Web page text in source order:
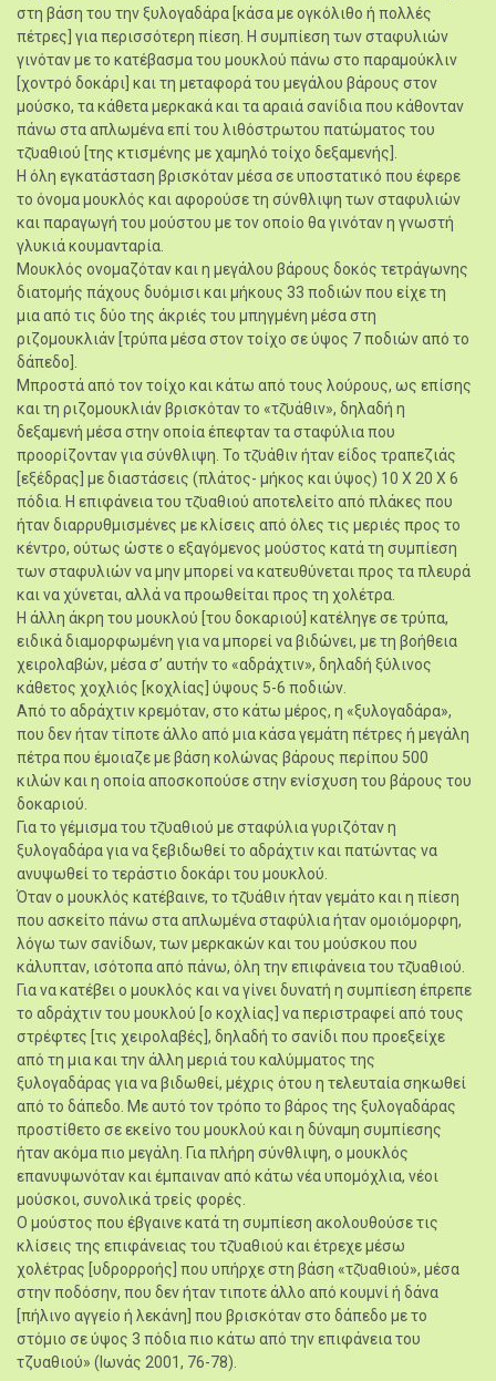
στη βάση του την ξυλογαδάρα [κάσα με ογκόλιθο ή πολλές
πέτρες] για περισσότερη πίεση. Η συμπίεση των σταφυλιών
γινόταν με το κατέβασμα του μουκλού πάνω στο παραμούκλιν
[χοντρό δοκάρι] και τη μεταφορά του μεγάλου βάρους στον
μούσκο, τα κάθετα μερκακά και τα αραιά σανίδια που κάθονταν
πάνω στα απλωμένα επί του λιθόστρωτου πατώματος του
τζ̆υαθιού [της κτισμένης με χαμηλό τοίχο δεξαμενής].
Η όλη εγκατάσταση βρισκόταν μέσα σε υποστατικό που έφερε
το όνομα μουκλός και αφορούσε τη σύνθλιψη των σταφυλιών
και παραγωγή του μούστου με τον οποίο θα γινόταν η γνωστή
γλυκιά κουμανταρία.
Μουκλός ονομαζόταν και η μεγάλου βάρους δοκός τετράγωνης
διατομής πάχους δυόμισι και μήκους 33 ποδιών που είχε τη
μια από τις δύο της άκριές του μπηγμένη μέσα στη
ριζομουκλιάν [τρύπα μέσα στον τοίχο σε ύψος 7 ποδιών από το
δάπεδο].
Μπροστά από τον τοίχο και κάτω από τους λούρους, ως επίσης
και τη ριζομουκλιάν βρισκόταν το «τζ̆υάθιν», δηλαδή η
δεξαμενή μέσα στην οποία έπεφταν τα σταφύλια που
προορίζονταν για σύνθλιψη. Το τζ̆υάθιν ήταν είδος τραπεζιάς
[εξέδρας] με διαστάσεις (πλάτος- μήκος και ύψος) 10 Χ 20 Χ 6
πόδια. Η επιφάνεια του τζ̆υαθιού αποτελείτο από πλάκες που
ήταν διαρρυθμισμένες με κλίσεις από όλες τις μεριές προς το
κέντρο, ούτως ώστε ο εξαγόμενος μούστος κατά τη συμπίεση
των σταφυλιών να μην μπορεί να κατευθύνεται προς τα πλευρά
και να χύνεται, αλλά να προωθείται προς τη χολέτρα.
Η άλλη άκρη του μουκλού [του δοκαριού] κατέληγε σε τρύπα,
ειδικά διαμορφωμένη για να μπορεί να βιδώνει, με τη βοήθεια
χειρολαβών, μέσα σ’ αυτήν το «αδράχτιν», δηλαδή ξύλινος
κάθετος χοχλιός [κοχλίας] ύψους 5-6 ποδιών.
Από το αδράχτιν κρεμόταν, στο κάτω μέρος, η «ξυλογαδάρα»,
που δεν ήταν τίποτε άλλο από μια κάσα γεμάτη πέτρες ή μεγάλη
πέτρα που έμοιαζε με βάση κολώνας βάρους περίπου 500
κιλών και η οποία αποσκοπούσε στην ενίσχυση του βάρους του
δοκαριού.
Για το γέμισμα του τζ̆υαθιού με σταφύλια γυριζόταν η
ξυλογαδάρα για να ξεβιδωθεί το αδράχτιν και πατώντας να
ανυψωθεί το τεράστιο δοκάρι του μουκλού.
Όταν ο μουκλός κατέβαινε, το τζ̆υάθιν ήταν γεμάτο και η πίεση
που ασκείτο πάνω στα απλωμένα σταφύλια ήταν ομοιόμορφη,
λόγω των σανίδων, των μερκακών και του μούσκου που
κάλυπταν, ισότοπα από πάνω, όλη την επιφάνεια του τζ̆υαθιού.
Για να κατέβει ο μουκλός και να γίνει δυνατή η συμπίεση έπρεπε
το αδράχτιν του μουκλού [ο κοχλίας] να περιστραφεί από τους
στρέφτες [τις χειρολαβές], δηλαδή το σανίδι που προεξείχε
από τη μια και την άλλη μεριά του καλύμματος της
ξυλογαδάρας για να βιδωθεί, μέχρις ότου η τελευταία σηκωθεί
από το δάπεδο. Με αυτό τον τρόπο το βάρος της ξυλογαδάρας
προστίθετο σε εκείνο του μουκλού και η δύναμη συμπίεσης
ήταν ακόμα πιο μεγάλη. Για πλήρη σύνθλιψη, ο μουκλός
επανυψωνόταν και έμπαιναν από κάτω νέα υπομόχλια, νέοι
μούσκοι, συνολικά τρείς φορές.
Ο μούστος που έβγαινε κατά τη συμπίεση ακολουθούσε τις
κλίσεις της επιφάνειας του τζ̆υαθιού και έτρεχε μέσω
χολέτρας [υδρορροής] που υπήρχε στη βάση «τζ̆υαθιού», μέσα
στην ποδόσην, που δεν ήταν τιποτε άλλο από κουμνί ή δάνα
[πήλινο αγγείο ή λεκάνη] που βρισκόταν στο δάπεδο με το
στόμιο σε ύψος 3 πόδια πιο κάτω από την επιφάνεια του
τζυαθιού» (Ιωνάς 2001, 76-78).